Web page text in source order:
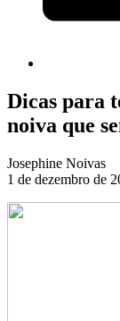
Dicas para
noiva que
Josephine Noivas
1 de dezembro de